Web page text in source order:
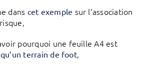
dans cet exemple sur l’association
pourquoi une feuille A4 est
terrain de foot,